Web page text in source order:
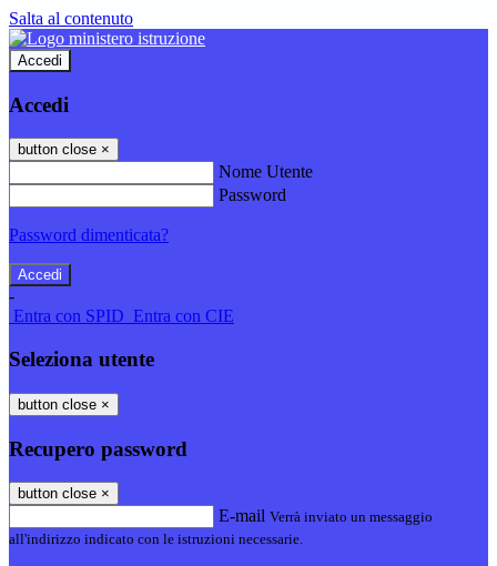
Salta al contenuto
Accedi
Accedi
button close ×
Nome Utente
Password
Password dimenticata?
-
Entra con SPID Entra con CIE
Seleziona utente
button close ×
Recupero password
button close ×
E-mail Verrà inviato un messaggio
all'indirizzo indicato con le istruzioni necessarie.